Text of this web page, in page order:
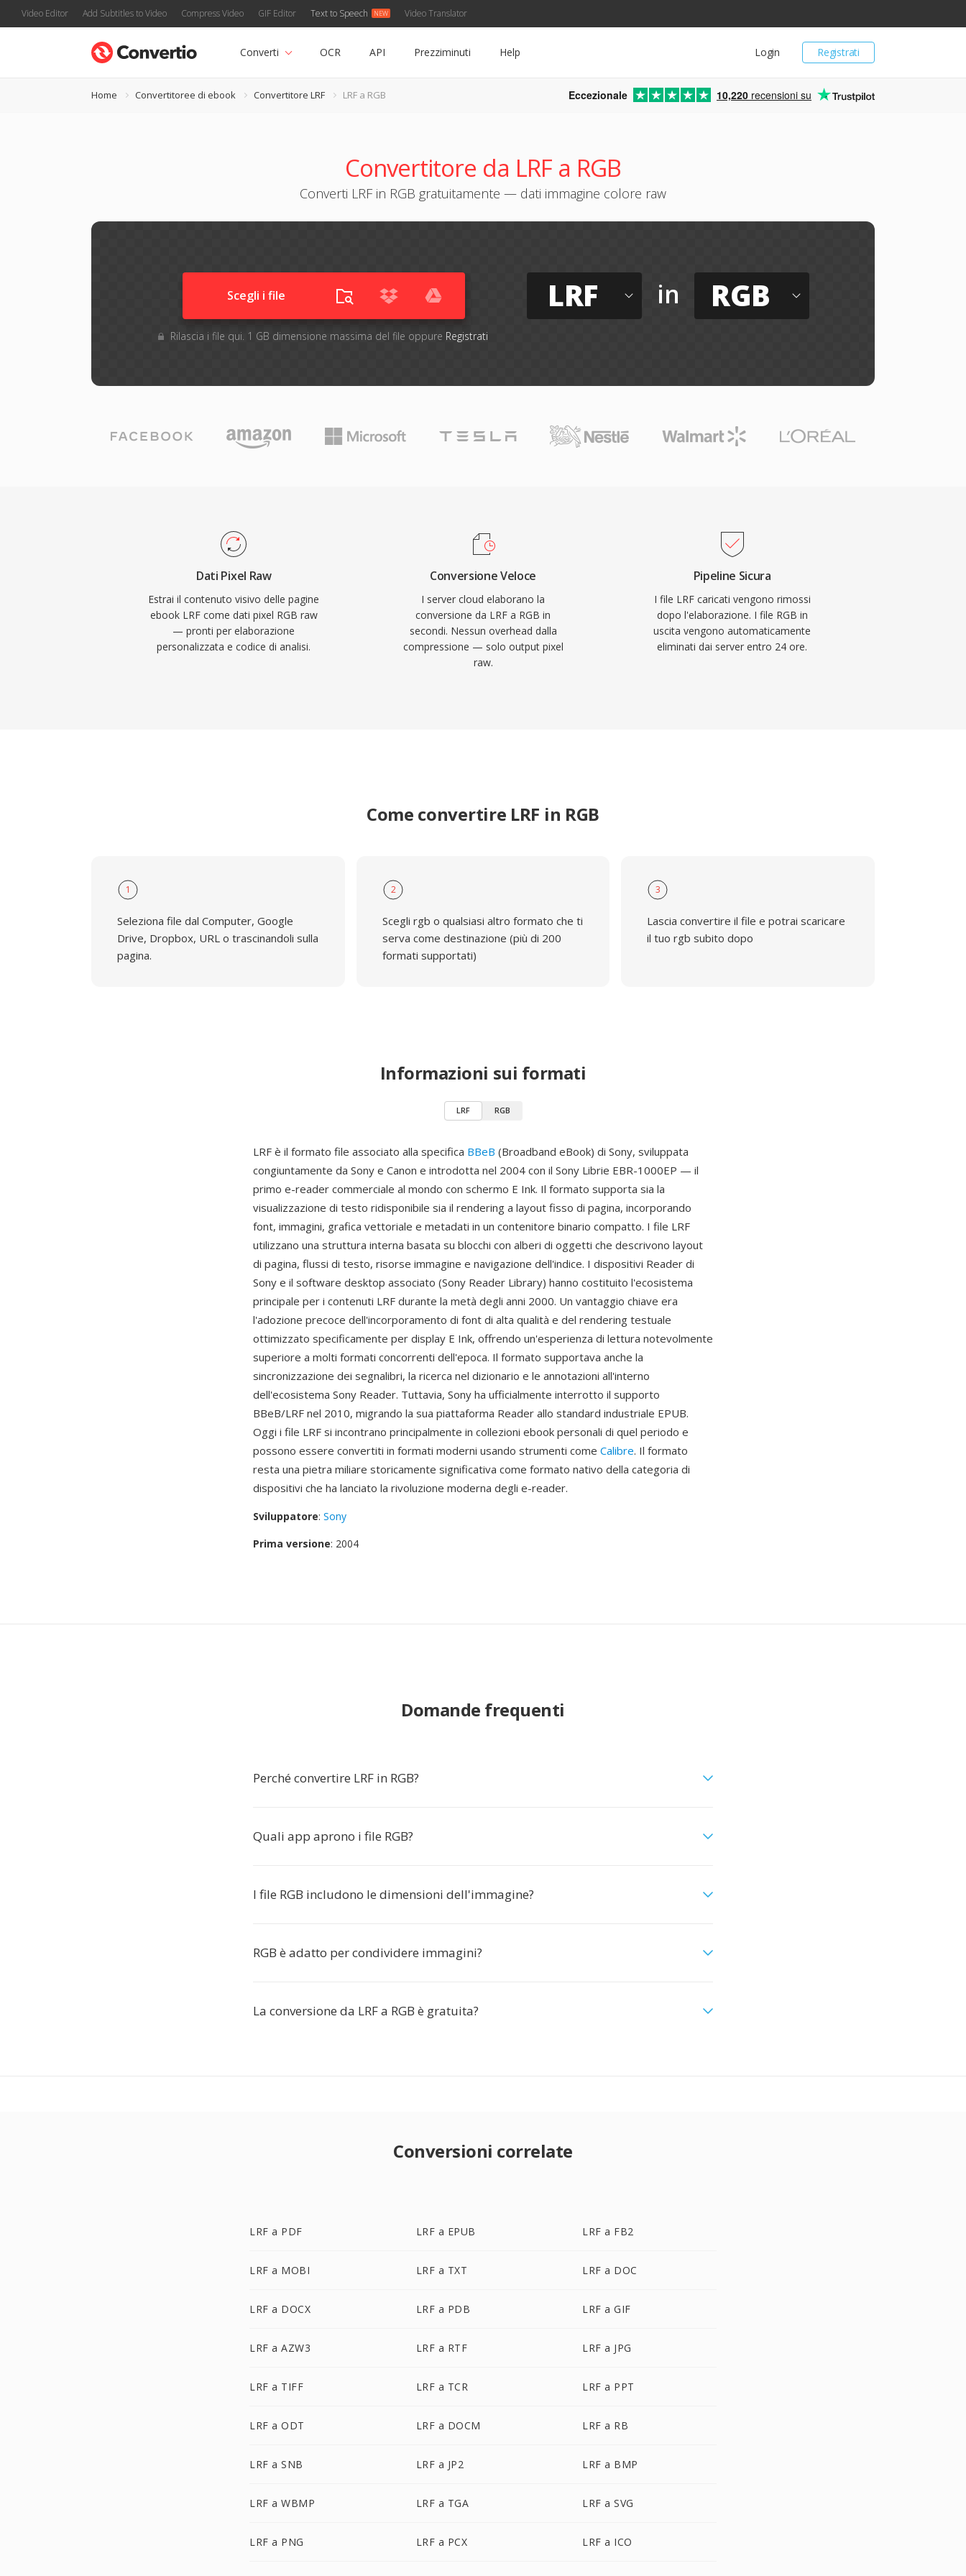
Video Editor Add Subtitles to Video Compress Video GIF Editor Text to Speech Video Translator
Registrati
Login
Converti OCR API Prezziminuti Help
Home Convertitoree di ebook Convertitore LRF LRF a RGB Eccezionale 10,220 recensioni su
Convertitore da LRF a RGB
Converti LRF in RGB gratuitamente — dati immagine colore raw
Scegli i file
Rilascia i file qui. 1 GB dimensione massima del file oppure Registrati
LRF in RGB
Dati Pixel Raw
Estrai il contenuto visivo delle pagine
ebook LRF come dati pixel RGB raw
— pronti per elaborazione
personalizzata e codice di analisi.
Conversione Veloce
I server cloud elaborano la
conversione da LRF a RGB in
secondi. Nessun overhead dalla
compressione — solo output pixel
raw.
Pipeline Sicura
I file LRF caricati vengono rimossi
dopo l'elaborazione. I file RGB in
uscita vengono automaticamente
eliminati dai server entro 24 ore.
Come convertire LRF in RGB
1
Seleziona file dal Computer, Google
Drive, Dropbox, URL o trascinandoli sulla
pagina.
2
Scegli rgb o qualsiasi altro formato che ti
serva come destinazione (più di 200
formati supportati)
3
Lascia convertire il file e potrai scaricare
il tuo rgb subito dopo
Informazioni sui formati
LRF RGB
LRF è il formato file associato alla specifica BBeB (Broadband eBook) di Sony, sviluppata
congiuntamente da Sony e Canon e introdotta nel 2004 con il Sony Librie EBR-1000EP — il
primo e-reader commerciale al mondo con schermo E Ink. Il formato supporta sia la
visualizzazione di testo ridisponibile sia il rendering a layout fisso di pagina, incorporando
font, immagini, grafica vettoriale e metadati in un contenitore binario compatto. I file LRF
utilizzano una struttura interna basata su blocchi con alberi di oggetti che descrivono layout
di pagina, flussi di testo, risorse immagine e navigazione dell'indice. I dispositivi Reader di
Sony e il software desktop associato (Sony Reader Library) hanno costituito l'ecosistema
principale per i contenuti LRF durante la metà degli anni 2000. Un vantaggio chiave era
l'adozione precoce dell'incorporamento di font di alta qualità e del rendering testuale
ottimizzato specificamente per display E Ink, offrendo un'esperienza di lettura notevolmente
superiore a molti formati concorrenti dell'epoca. Il formato supportava anche la
sincronizzazione dei segnalibri, la ricerca nel dizionario e le annotazioni all'interno
dell'ecosistema Sony Reader. Tuttavia, Sony ha ufficialmente interrotto il supporto
BBeB/LRF nel 2010, migrando la sua piattaforma Reader allo standard industriale EPUB.
Oggi i file LRF si incontrano principalmente in collezioni ebook personali di quel periodo e
possono essere convertiti in formati moderni usando strumenti come Calibre. Il formato
resta una pietra miliare storicamente significativa come formato nativo della categoria di
dispositivi che ha lanciato la rivoluzione moderna degli e-reader.
Sviluppatore: Sony
Prima versione: 2004
Domande frequenti
Perché convertire LRF in RGB?
Quali app aprono i file RGB?
I file RGB includono le dimensioni dell'immagine?
RGB è adatto per condividere immagini?
La conversione da LRF a RGB è gratuita?
Conversioni correlate
LRF a PDF LRF a EPUB LRF a FB2
LRF a MOBI LRF a TXT LRF a DOC
LRF a DOCX LRF a PDB LRF a GIF
LRF a AZW3 LRF a RTF LRF a JPG
LRF a TIFF LRF a TCR LRF a PPT
LRF a ODT LRF a DOCM LRF a RB
LRF a SNB LRF a JP2 LRF a BMP
LRF a WBMP LRF a TGA LRF a SVG
LRF a PNG LRF a PCX LRF a ICO